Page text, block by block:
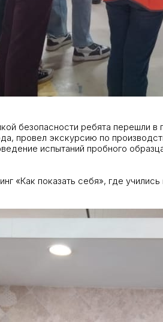
безопасности ребята перешли
провел экскурсию по
испытаний пробного
«Как показать себя», где